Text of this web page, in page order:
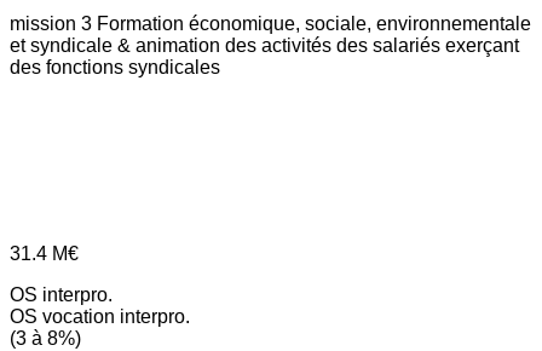
mission 3 Formation économique, sociale, environnementale
et syndicale & animation des activités des salariés exerçant
des fonctions syndicales
31.4 M€
OS interpro.
OS vocation interpro.
(3 à 8%)